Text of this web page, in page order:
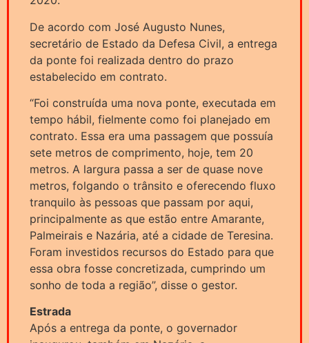
De acordo com José Augusto Nunes,
secretário de Estado da Defesa Civil, a entrega
da ponte foi realizada dentro do prazo
estabelecido em contrato.
“Foi construída uma nova ponte, executada em
tempo hábil, fielmente como foi planejado em
contrato. Essa era uma passagem que possuía
sete metros de comprimento, hoje, tem 20
metros. A largura passa a ser de quase nove
metros, folgando o trânsito e oferecendo fluxo
tranquilo às pessoas que passam por aqui,
principalmente as que estão entre Amarante,
Palmeirais e Nazária, até a cidade de Teresina.
Foram investidos recursos do Estado para que
essa obra fosse concretizada, cumprindo um
sonho de toda a região”, disse o gestor.
Estrada
Após a entrega da ponte, o governador